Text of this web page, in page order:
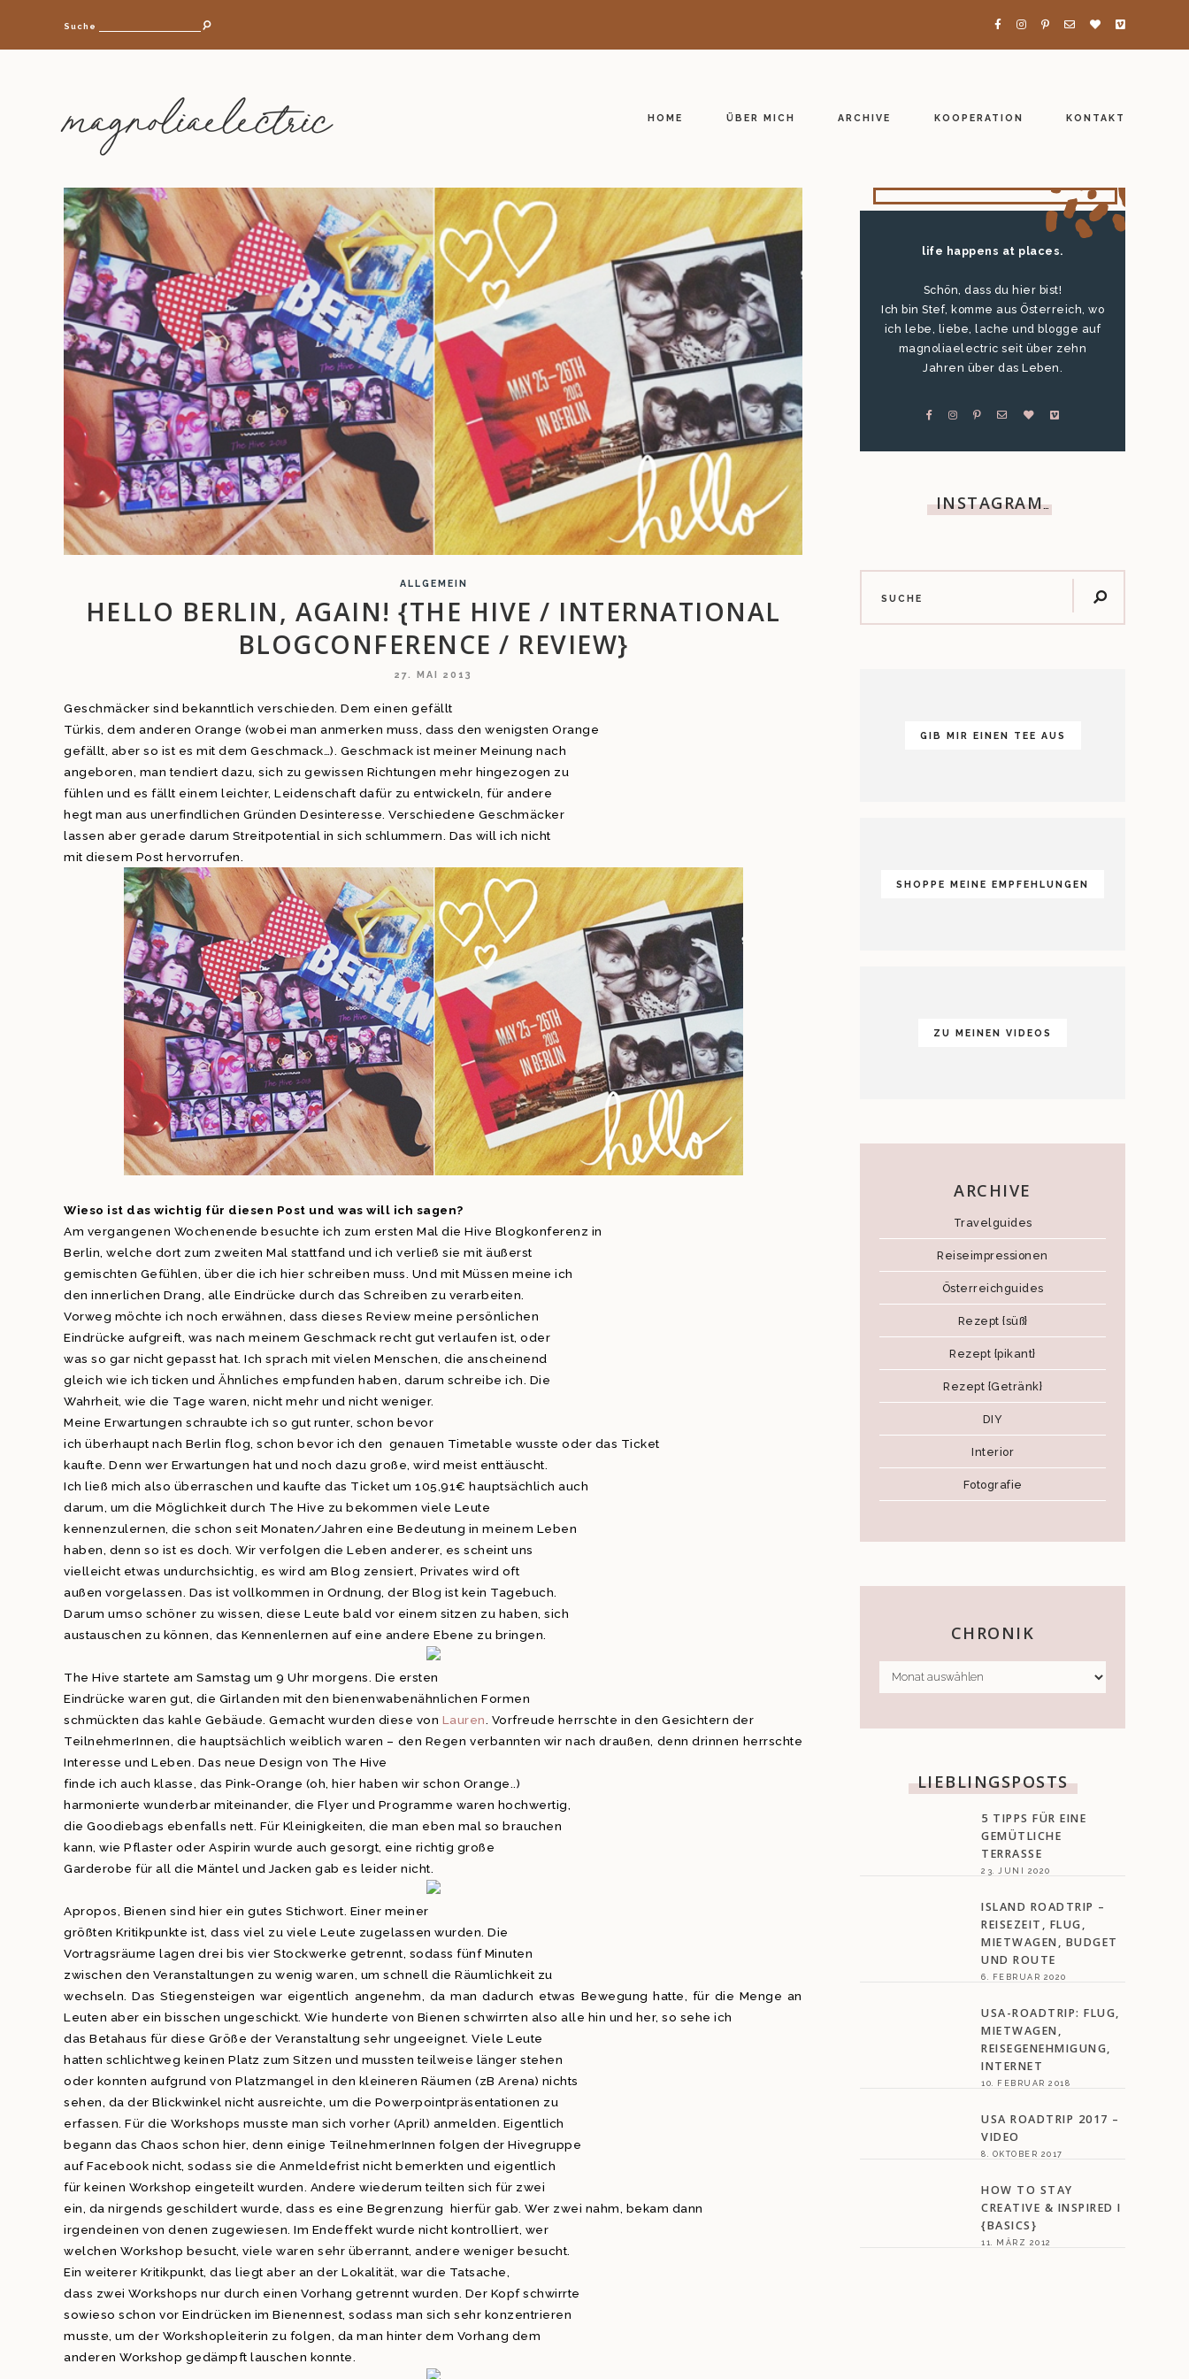
Suche
magnoliaelectric HOME ÜBER MICH ARCHIVE KOOPERATION KONTAKT
ALLGEMEIN
HELLO BERLIN, AGAIN! {THE HIVE / INTERNATIONAL
BLOGCONFERENCE / REVIEW}
27. MAI 2013
Geschmäcker sind bekanntlich verschieden. Dem einen gefällt
Türkis, dem anderen Orange (wobei man anmerken muss, dass den wenigsten Orange
gefällt, aber so ist es mit dem Geschmack…). Geschmack ist meiner Meinung nach
angeboren, man tendiert dazu, sich zu gewissen Richtungen mehr hingezogen zu
fühlen und es fällt einem leichter, Leidenschaft dafür zu entwickeln, für andere
hegt man aus unerfindlichen Gründen Desinteresse. Verschiedene Geschmäcker
lassen aber gerade darum Streitpotential in sich schlummern. Das will ich nicht
mit diesem Post hervorrufen.
Wieso ist das wichtig für diesen Post und was will ich sagen?
Am vergangenen Wochenende besuchte ich zum ersten Mal die Hive Blogkonferenz in
Berlin, welche dort zum zweiten Mal stattfand und ich verließ sie mit äußerst
gemischten Gefühlen, über die ich hier schreiben muss. Und mit Müssen meine ich
den innerlichen Drang, alle Eindrücke durch das Schreiben zu verarbeiten.
Vorweg möchte ich noch erwähnen, dass dieses Review meine persönlichen
Eindrücke aufgreift, was nach meinem Geschmack recht gut verlaufen ist, oder
was so gar nicht gepasst hat. Ich sprach mit vielen Menschen, die anscheinend
gleich wie ich ticken und Ähnliches empfunden haben, darum schreibe ich. Die
Wahrheit, wie die Tage waren, nicht mehr und nicht weniger.
Meine Erwartungen schraubte ich so gut runter, schon bevor
ich überhaupt nach Berlin flog, schon bevor ich den genauen Timetable wusste oder das Ticket
kaufte. Denn wer Erwartungen hat und noch dazu große, wird meist enttäuscht.
Ich ließ mich also überraschen und kaufte das Ticket um 105,91€ hauptsächlich auch
darum, um die Möglichkeit durch The Hive zu bekommen viele Leute
kennenzulernen, die schon seit Monaten/Jahren eine Bedeutung in meinem Leben
haben, denn so ist es doch. Wir verfolgen die Leben anderer, es scheint uns
vielleicht etwas undurchsichtig, es wird am Blog zensiert, Privates wird oft
außen vorgelassen. Das ist vollkommen in Ordnung, der Blog ist kein Tagebuch.
Darum umso schöner zu wissen, diese Leute bald vor einem sitzen zu haben, sich
austauschen zu können, das Kennenlernen auf eine andere Ebene zu bringen.
The Hive startete am Samstag um 9 Uhr morgens. Die ersten
Eindrücke waren gut, die Girlanden mit den bienenwabenähnlichen Formen
schmückten das kahle Gebäude. Gemacht wurden diese von Lauren . Vorfreude herrschte in den Gesichtern der
TeilnehmerInnen, die hauptsächlich weiblich waren – den Regen verbannten wir nach draußen, denn drinnen herrschte
Interesse und Leben. Das neue Design von The Hive
finde ich auch klasse, das Pink-Orange (oh, hier haben wir schon Orange..)
harmonierte wunderbar miteinander, die Flyer und Programme waren hochwertig,
die Goodiebags ebenfalls nett. Für Kleinigkeiten, die man eben mal so brauchen
kann, wie Pflaster oder Aspirin wurde auch gesorgt, eine richtig große
Garderobe für all die Mäntel und Jacken gab es leider nicht.
Apropos, Bienen sind hier ein gutes Stichwort. Einer meiner
größten Kritikpunkte ist, dass viel zu viele Leute zugelassen wurden. Die
Vortragsräume lagen drei bis vier Stockwerke getrennt, sodass fünf Minuten
zwischen den Veranstaltungen zu wenig waren, um schnell die Räumlichkeit zu
wechseln. Das Stiegensteigen war eigentlich angenehm, da man dadurch etwas Bewegung hatte, für die Menge an
Leuten aber ein bisschen ungeschickt. Wie hunderte von Bienen schwirrten also alle hin und her, so sehe ich
das Betahaus für diese Größe der Veranstaltung sehr ungeeignet. Viele Leute
hatten schlichtweg keinen Platz zum Sitzen und mussten teilweise länger stehen
oder konnten aufgrund von Platzmangel in den kleineren Räumen (zB Arena) nichts
sehen, da der Blickwinkel nicht ausreichte, um die Powerpointpräsentationen zu
erfassen. Für die Workshops musste man sich vorher (April) anmelden. Eigentlich
begann das Chaos schon hier, denn einige TeilnehmerInnen folgen der Hivegruppe
auf Facebook nicht, sodass sie die Anmeldefrist nicht bemerkten und eigentlich
für keinen Workshop eingeteilt wurden. Andere wiederum teilten sich für zwei
ein, da nirgends geschildert wurde, dass es eine Begrenzung hierfür gab. Wer zwei nahm, bekam dann
irgendeinen von denen zugewiesen. Im Endeffekt wurde nicht kontrolliert, wer
welchen Workshop besucht, viele waren sehr überrannt, andere weniger besucht.
Ein weiterer Kritikpunkt, das liegt aber an der Lokalität, war die Tatsache,
dass zwei Workshops nur durch einen Vorhang getrennt wurden. Der Kopf schwirrte
sowieso schon vor Eindrücken im Bienennest, sodass man sich sehr konzentrieren
musste, um der Workshopleiterin zu folgen, da man hinter dem Vorhang dem
anderen Workshop gedämpft lauschen konnte.
life happens at places.
Schön, dass du hier bist!
Ich bin Stef, komme aus Österreich, wo
ich lebe, liebe, lache und blogge auf
magnoliaelectric seit über zehn
Jahren über das Leben.
INSTAGRAM…
GIB MIR EINEN TEE AUS
SHOPPE MEINE EMPFEHLUNGEN
ZU MEINEN VIDEOS
ARCHIVE
Travelguides
Reiseimpressionen
Österreichguides
Rezept {süß}
Rezept {pikant}
Rezept {Getränk}
DIY
Interior
Fotografie
CHRONIK
CHRONIK
LIEBLINGSPOSTS
5 TIPPS FÜR EINE
GEMÜTLICHE
TERRASSE
23. JUNI 2020
ISLAND ROADTRIP –
REISEZEIT, FLUG,
MIETWAGEN, BUDGET
UND ROUTE
6. FEBRUAR 2020
USA-ROADTRIP: FLUG,
MIETWAGEN,
REISEGENEHMIGUNG,
INTERNET
10. FEBRUAR 2018
USA ROADTRIP 2017 –
VIDEO
8. OKTOBER 2017
HOW TO STAY
CREATIVE & INSPIRED I
{BASICS}
11. MÄRZ 2012